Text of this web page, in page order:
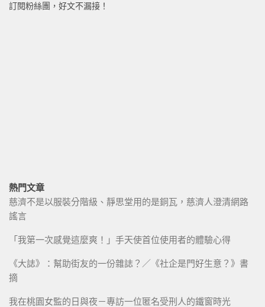
訂閱粉絲團，好文不漏接！
熱門文章
慈濟不是以服裝分階級、靜思堂用的是銅瓦，慈濟人澄清網路
謠言
「我第一次感覺這麼爽！」手天使首位使用者的體驗心得
《大誌》：幫助街友的一份雜誌？／《社企是門好生意？》書
摘
我在桃園女監的日與夜－專訪一位匿名受刑人的鐵窗時光